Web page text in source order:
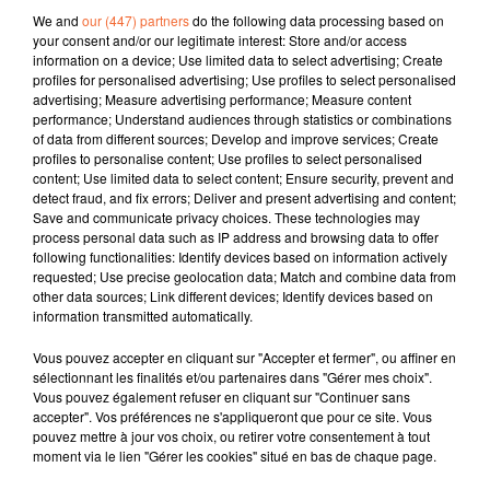
a démarré sa carrière avec l’équipe professionnelle de
Cholet Basket à seulement 15 ans. Aaron Towo-Nansi
en a 16 et suit la voie royale ouverte par son glorieux
aîné. Ouest-France et Collines la radio ont réuni les
deux phénomènes, ce jeudi 26 février au Cinq, à
l’occasion de la sortie du livre d’Antoine Rigaudeau : «
Mes 7 marches pour l’épanouissement et la réussite du
jeune sportif. »
Phénomène de talent et de précocité, Aaron Towo-
Nansi a bu les paroles du « Roi », dont il espère
marcher dans les pas. Rigaudeau a été vice champion
NBA. Le Rennais rêve de la prestigieuse ligue
américaine… même si rêver n’est déjà plus tout à fait le
terme exact.« Mon rêve c’est d’aller en NBA et ça
commence à devenir un objectif,précise le jeune
homme, en choisissant ses mots avec justesse et à
We and our (447) partnersdo the following data processing based on
your consent and/or our legitimate interest: Store and/or access
information on a device; Use limited data to select advertising; Create
profiles for personalised advertising; Use profiles to select personalised
advertising; Measure advertising performance; Measure content
performance; Understand audiences through statistics or combinations
of data from different sources; Develop and improve services; Create
profiles to personalise content; Use profiles to select personalised
content; Use limited data to select content; Ensure security, prevent and
detect fraud, and fix errors; Deliver and present advertising and content;
Save and communicate privacy choices. These technologies may
process personal data such as IP address and browsing data to offer
following functionalities: Identify devices based on information actively
requested; Use precise geolocation data; Match and combine data from
other data sources; Link different devices; Identify devices based on
information transmitted automatically.
Vous pouvez accepter en cliquant sur "Accepter et fermer", ou affiner en
sélectionnant les finalités et/ou partenaires dans "Gérer mes choix".
Vous pouvez également refuser en cliquant sur "Continuer sans
accepter". Vos préférences ne s'appliqueront que pour ce site. Vous
pouvez mettre à jour vos choix, ou retirer votre consentement à tout
moment via le lien "Gérer les cookies" situé en bas de chaque page.